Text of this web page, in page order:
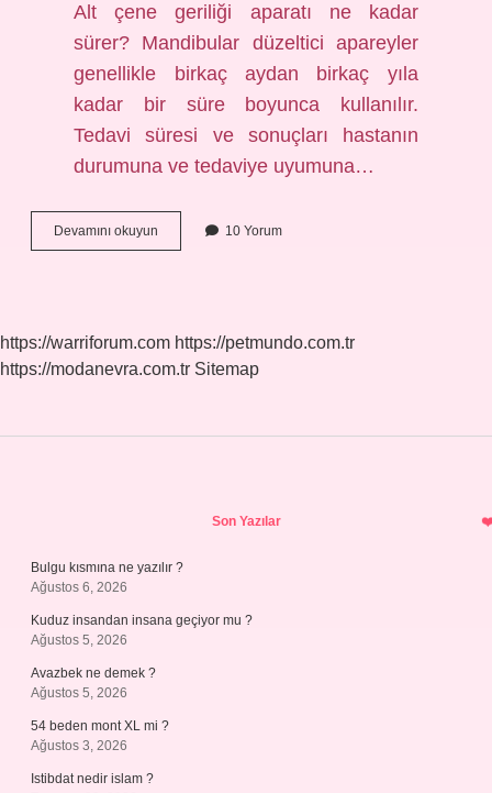
Alt çene geriliği aparatı ne kadar
sürer? Mandibular düzeltici apareyler
genellikle birkaç aydan birkaç yıla
kadar bir süre boyunca kullanılır.
Tedavi süresi ve sonuçları hastanın
durumuna ve tedaviye uyumuna…
Devamını okuyun
Çene
Kullanılır
10 Yorum
https://warriforum.com https://petmundo.com.tr
https://modanevra.com.tr Sitemap
Son Yazılar
Bulgu kısmına ne yazılır ?
Ağustos 6, 2026
Kuduz insandan insana geçiyor mu ?
Ağustos 5, 2026
Avazbek ne demek ?
Ağustos 5, 2026
54 beden mont XL mi ?
Ağustos 3, 2026
Istibdat nedir islam ?